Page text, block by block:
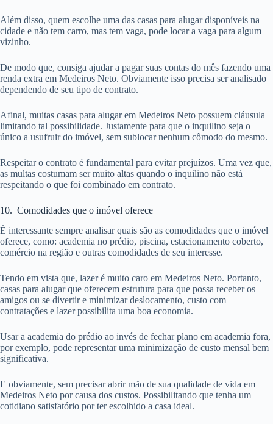
Além disso, quem escolhe uma das casas para alugar disponíveis na
cidade e não tem carro, mas tem vaga, pode locar a vaga para algum
vizinho.
De modo que, consiga ajudar a pagar suas contas do mês fazendo uma
renda extra em Medeiros Neto. Obviamente isso precisa ser analisado
dependendo de seu tipo de contrato.
Afinal, muitas casas para alugar em Medeiros Neto possuem cláusula
limitando tal possibilidade. Justamente para que o inquilino seja o
único a usufruir do imóvel, sem sublocar nenhum cômodo do mesmo.
Respeitar o contrato é fundamental para evitar prejuízos. Uma vez que,
as multas costumam ser muito altas quando o inquilino não está
respeitando o que foi combinado em contrato.
10. Comodidades que o imóvel oferece
É interessante sempre analisar quais são as comodidades que o imóvel
oferece, como: academia no prédio, piscina, estacionamento coberto,
comércio na região e outras comodidades de seu interesse.
Tendo em vista que, lazer é muito caro em Medeiros Neto. Portanto,
casas para alugar que oferecem estrutura para que possa receber os
amigos ou se divertir e minimizar deslocamento, custo com
contratações e lazer possibilita uma boa economia.
Usar a academia do prédio ao invés de fechar plano em academia fora,
por exemplo, pode representar uma minimização de custo mensal bem
significativa.
E obviamente, sem precisar abrir mão de sua qualidade de vida em
Medeiros Neto por causa dos custos. Possibilitando que tenha um
cotidiano satisfatório por ter escolhido a casa ideal.